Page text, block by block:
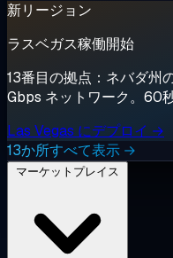
新リージョン
ラスベガス稼働開始
13番目の拠点：ネバダ州
Gbps ネットワーク。60
Las Vegas にデプロイ →
13か所すべて表示 →